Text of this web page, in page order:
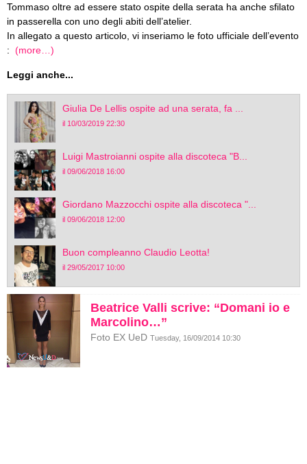
Tommaso oltre ad essere stato ospite della serata ha anche sfilato
in passerella con uno degli abiti dell’atelier.
In allegato a questo articolo, vi inseriamo le foto ufficiale dell’evento
: (more…)
Leggi anche...
Giulia De Lellis ospite ad una serata, fa ...
il 10/03/2019 22:30
Luigi Mastroianni ospite alla discoteca "B...
il 09/06/2018 16:00
Giordano Mazzocchi ospite alla discoteca "...
il 09/06/2018 12:00
Buon compleanno Claudio Leotta!
il 29/05/2017 10:00
Beatrice Valli scrive: “Domani io e
Marcolino…”
Foto EX UeD Tuesday, 16/09/2014 10:30